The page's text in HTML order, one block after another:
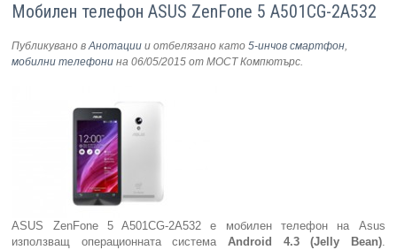
Лаптопи
Таблети
Консумативи
Мобилен телефон ASUS ZenFone 5 A501CG-2A532
Публикувано вАнотации и отбелязано като5-инчов смартфон,
мобилни телефони на 06/05/2015 от МОСТ Компютърс.
ASUS ZenFone 5 A501CG-2A532 e мобилен телефон на Asus
използващ операционната система Android 4.3 (Jelly Bean).